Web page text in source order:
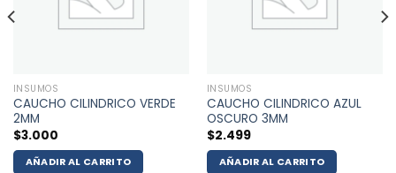
INSUMOS
CAUCHO CILINDRICO VERDE
2MM
$3.000
AÑADIR AL CARRITO
INSUMOS
CAUCHO CILINDRICO AZUL
OSCURO 3MM
$2.499
AÑADIR AL CARRITO